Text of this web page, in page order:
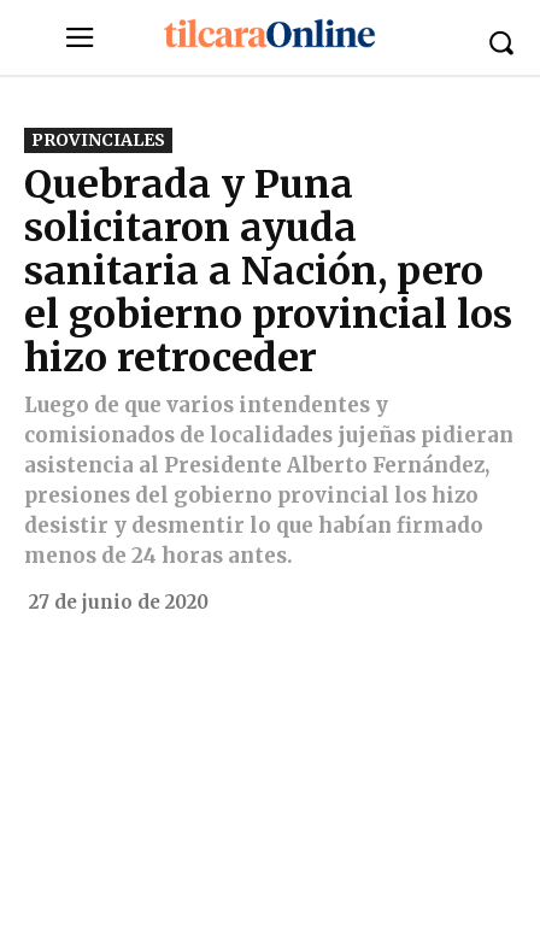
PROVINCIALES
Quebrada y Puna
solicitaron ayuda
sanitaria a Nación, pero
el gobierno provincial los
hizo retroceder
Luego de que varios intendentes y
comisionados de localidades jujeñas pidieran
asistencia al Presidente Alberto Fernández,
presiones del gobierno provincial los hizo
desistir y desmentir lo que habían firmado
menos de 24 horas antes.
27 de junio de 2020